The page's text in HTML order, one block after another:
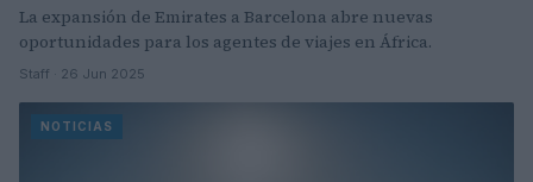
La expansión de Emirates a Barcelona abre nuevas
oportunidades para los agentes de viajes en África.
Staff · 26 Jun 2025
NOTICIAS